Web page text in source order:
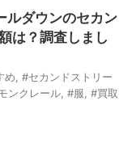
ルダウンのセカン
は？調査しまし
め #セカンドストリー
ンクレール #服 #買取